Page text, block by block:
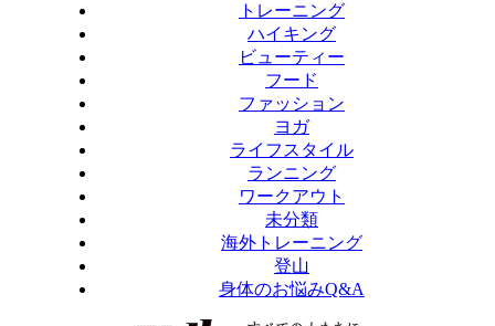
トレーニング
ハイキング
ビューティー
フード
ファッション
ヨガ
ライフスタイル
ランニング
ワークアウト
未分類
海外トレーニング
登山
身体のお悩みQ&A